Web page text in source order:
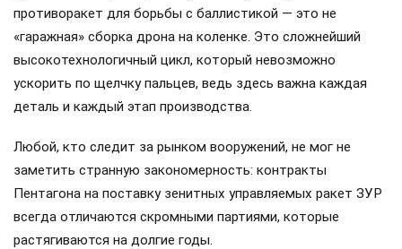
противоракет для борьбы с баллистикой — это не
«гаражная» сборка дрона на коленке. Это сложнейший
высокотехнологичный цикл, который невозможно
ускорить по щелчку пальцев, ведь здесь важна каждая
деталь и каждый этап производства.
Любой, кто следит за рынком вооружений, не мог не
заметить странную закономерность: контракты
Пентагона на поставку зенитных управляемых ракет ЗУР
всегда отличаются скромными партиями, которые
растягиваются на долгие годы.